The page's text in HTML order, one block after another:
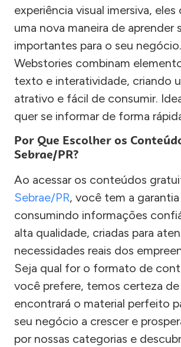
experiência visual imersiva,
uma nova maneira de aprender
importantes para o seu
Webstories combinam
texto e interatividade, criando
atrativo e fácil de consumir.
quer se informar de forma
Por Que Escolher os
Sebrae/PR?
Ao acessar os conteúdos
Sebrae/PR, você tem a
consumindo informações
alta qualidade, criadas para
necessidades reais dos
Seja qual for o formato de
você prefere, temos certeza
encontrará o material perfeito
seu negócio a crescer e
por nossas categorias e